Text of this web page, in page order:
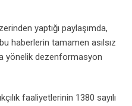
yaptığı paylaşımda,
haberlerin tamamen asılsız
yönelik dezenformasyon
faaliyetlerinin 1380 sayılı